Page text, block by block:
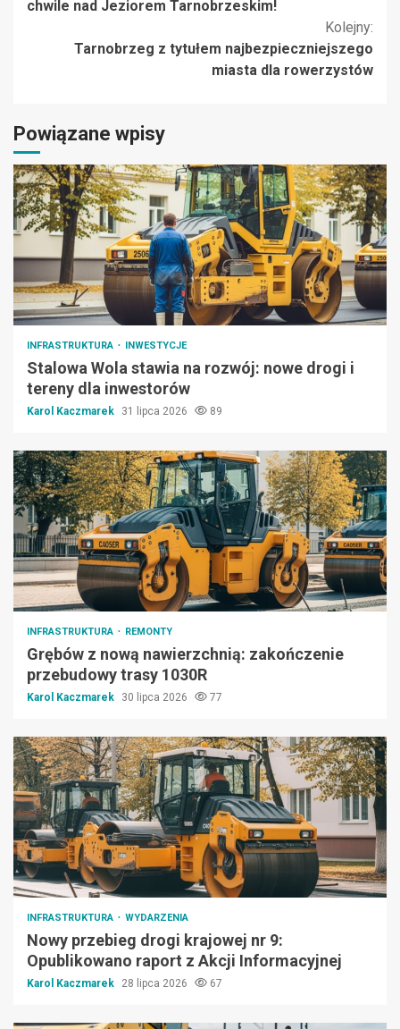
chwile nad Jeziorem Tarnobrzeskim!
Kolejny:
Tarnobrzeg z tytułem najbezpieczniejszego
miasta dla rowerzystów
Powiązane wpisy
INFRASTRUKTURA INWESTYCJE
Stalowa Wola stawia na rozwój: nowe drogi i
tereny dla inwestorów
Karol Kaczmarek 31 lipca 2026 89
INFRASTRUKTURA REMONTY
Grębów z nową nawierzchnią: zakończenie
przebudowy trasy 1030R
Karol Kaczmarek 30 lipca 2026 77
INFRASTRUKTURA WYDARZENIA
Nowy przebieg drogi krajowej nr 9:
Opublikowano raport z Akcji Informacyjnej
Karol Kaczmarek 28 lipca 2026 67